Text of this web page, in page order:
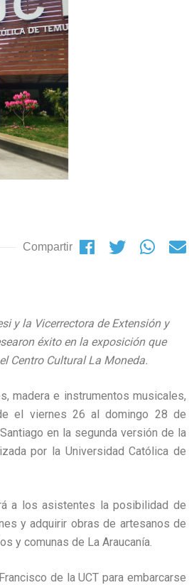
Compartir
y la Vicerrectora de Extensión y
éxito en la exposición que
Centro Cultural La Moneda.
madera e instrumentos musicales,
el viernes 26 al domingo 28 de
en la segunda versión de la
por la Universidad Católica de
a los asistentes la posibilidad de
y adquirir obras de artesanos de
y comunas de La Araucanía.
de la UCT para embarcarse